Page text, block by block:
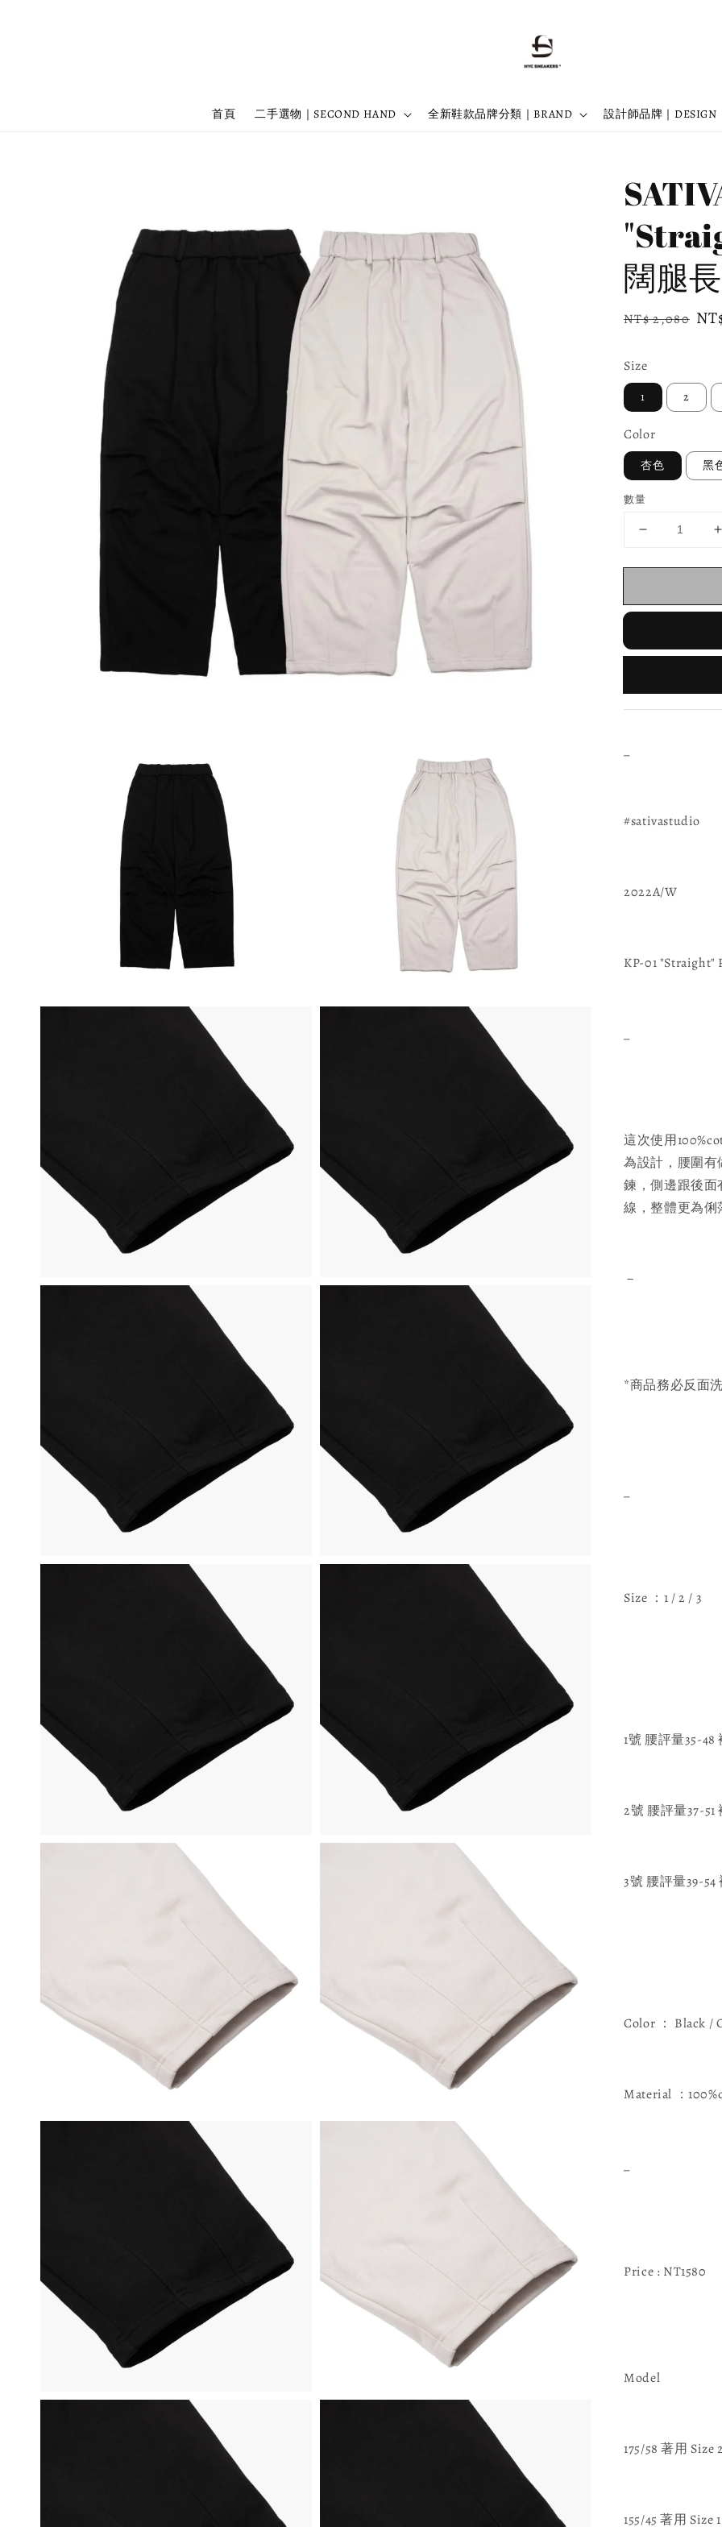
首頁 二手選物｜SECOND HAND 全新鞋款品牌分類｜BRAND 設計師品牌｜DESIGN
闊腿
Regular
NT$ 2,080
Size
1 2
Color
杏色 黑
數量
#sativastudio
2022A/W
KP-01 "Straight"
這次使用
為設計，腰圍
鍊，側邊跟後
線，整體更為
－
*商品務必反面
Size ：1 / 2 / 3
1號 腰評量35-48
2號 腰評量37-51
3號 腰評量39-54
Color ： Black /
Material ：
Price : NT1580
Model
175/58 著用 Size 2
155/45 著用 Size 1